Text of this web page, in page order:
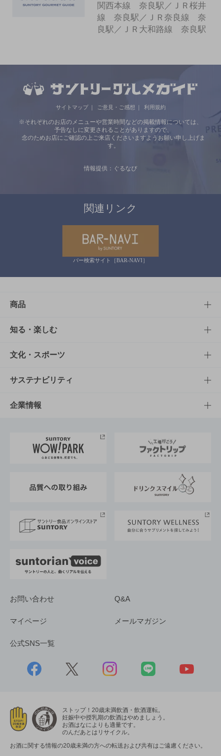
関西本線 奈良駅／ＪＲ桜井
線 奈良駅／ＪＲ奈良線 奈
良駅／ＪＲ大和路線 奈良駅
サイトマップ ご意見・ご感想 利用規約
※それぞれのお店のメニューや営業時間などの掲載情報については、
予告なしに変更されることがありますので、
念のためお店にご確認の上ご来店くださいますようお願い申し上げま
す。
情報提供：ぐるなび
関連リンク
バー検索サイト［BAR-NAVI］
商品
商品TOP
商品一覧
商品発売情報
栄養成分一覧
知る・楽しむ
知る・楽しむTOP
キャンペーン
工場見学
地域情報
文化・スポーツ
文化・スポーツTOP
サントリーホール
サントリーサンバーズ大阪
サステナビリティ
サステナビリティTOP
サントリーが考えるサステナビリティ経営
企業情報
企業概要
採用情報
お問い合わせ Q&A
マイページ メールマガジン
公式SNS一覧
ストップ！20歳未満飲酒・飲酒運転。
妊娠中や授乳期の飲酒はやめましょう。
お酒はなによりも適量です。
のんだあとはリサイクル。
お酒に関する情報の20歳未満の方への転送および共有はご遠慮ください。